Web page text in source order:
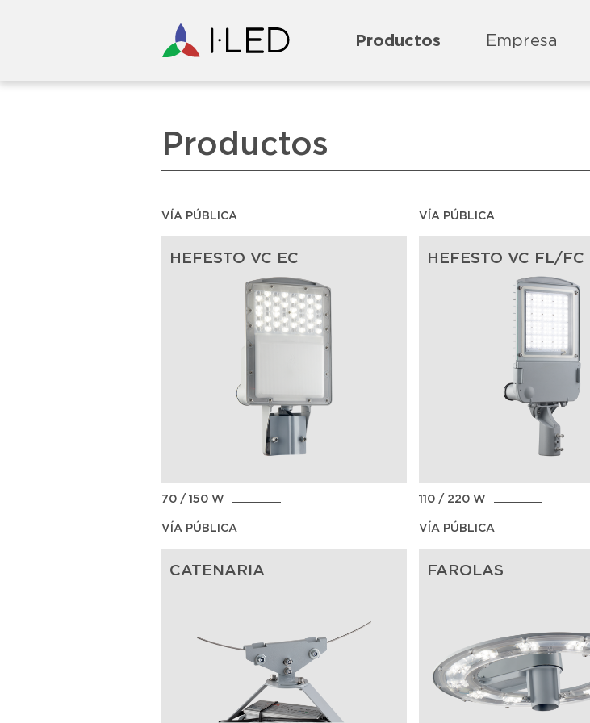
Productos Empresa
Productos
VÍA PÚBLICA
HEFESTO VC EC
70 / 150 W
VÍA PÚBLICA
HEFESTO VC FL/FC
110 / 220 W
VÍA PÚBLICA
CATENARIA
VÍA PÚBLICA
FAROLAS